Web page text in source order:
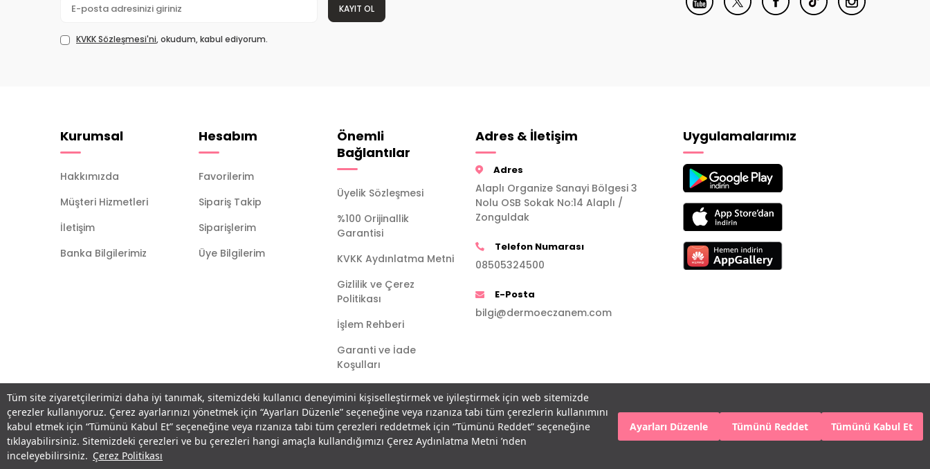
Tüm site ziyaretçilerimizi daha iyi tanımak, sitemizdeki kullanıcı deneyimini kişiselleştirmek ve iyileştirmek için web sitemizde
çerezler kullanıyoruz. Çerez ayarlarınızı yönetmek için “Ayarları Düzenle” seçeneğine veya rızanıza tabi tüm çerezlerin kullanımını
kabul etmek için “Tümünü Kabul Et” seçeneğine veya rızanıza tabi tüm çerezleri reddetmek için “Tümünü Reddet” seçeneğine
tıklayabilirsiniz. Sitemizdeki çerezleri ve bu çerezleri hangi amaçla kullandığımızı Çerez Aydınlatma Metni ’nden
inceleyebilirsiniz. Çerez Politikası
Ayarları Düzenle Tümünü Reddet Tümünü Kabul Et
KAYIT OL
KVKK Sözleşmesi'ni, okudum, kabul ediyorum.
Kurumsal
Hakkımızda
Müşteri Hizmetleri
İletişim
Banka Bilgilerimiz
Hesabım
Favorilerim
Sipariş Takip
Siparişlerim
Üye Bilgilerim
Önemli
Bağlantılar
Üyelik Sözleşmesi
%100 Orijinallik
Garantisi
KVKK Aydınlatma Metni
Gizlilik ve Çerez
Politikası
İşlem Rehberi
Garanti ve İade
Koşulları
Adres & İletişim
Adres
Alaplı Organize Sanayi Bölgesi 3
Nolu OSB Sokak No:14 Alaplı /
Zonguldak
Telefon Numarası
08505324500
E-Posta
bilgi@dermoeczanem.com
Uygulamalarımız